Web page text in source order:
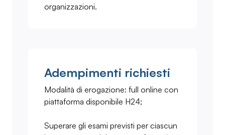
organizzazioni.
Adempimenti richiesti
Modalità di erogazione: full online con
piattaforma disponibile H24;
Superare gli esami previsti per ciascun